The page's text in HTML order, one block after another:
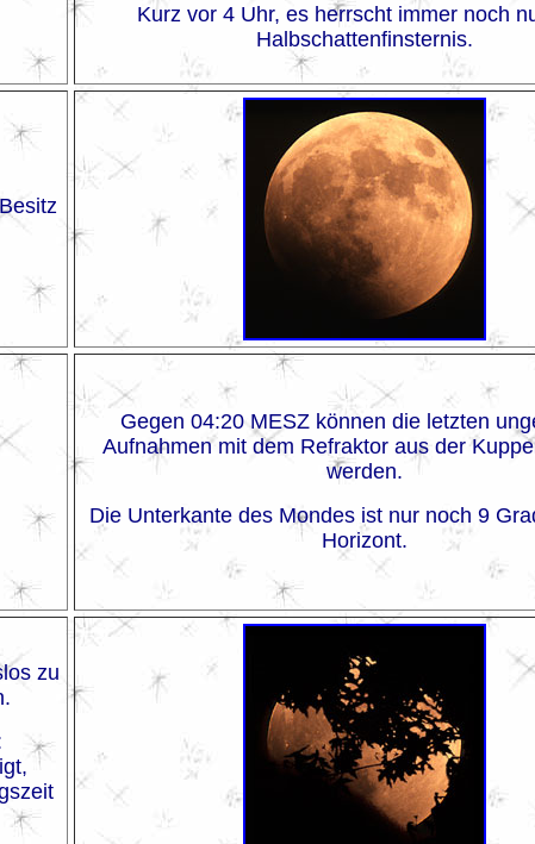
Kurz vor 4 Uhr, es herrscht immer noch
Halbschattenfinsternis.
Gegen 04:20 MESZ können die letzten
Aufnahmen mit dem Refraktor aus der
werden.
Die Unterkante des Mondes ist nur noch 9
Horizont.
zu